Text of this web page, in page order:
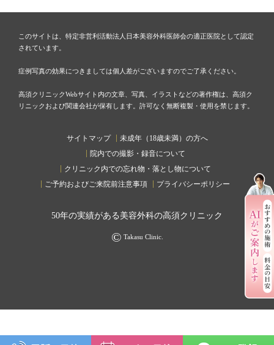
このサイトは、特定非営利活動法人日本美容外科医師会の適正医院として認定
されています。
症例写真の効果につきましては個人差がございますのでご了承ください。
高須クリニックWebサイト内の文章、写真、イラストなどの著作権は、高須ク
リニックおよび関連会社が保有します。許可なく無断複製・使用を禁じます。
サイトマップ
未成年（18歳未満）の方へ
院内での撮影・録音について
クリニック内での忘れ物・落とし物について
ご予約およびご来院前注意事項
プライバシーポリシー
50年の実績がある美容外科の高須クリニック
© Takasu Clinic.